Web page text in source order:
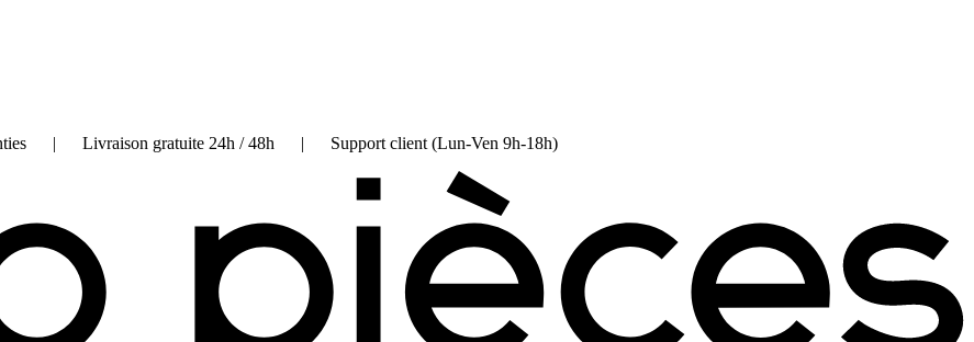
garanties | Livraison gratuite 24h / 48h | Support client (Lun-Ven 9h-18h)